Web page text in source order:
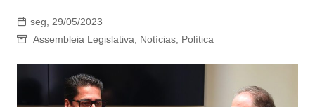
seg, 29/05/2023
Assembleia Legislativa
Notícias, Política